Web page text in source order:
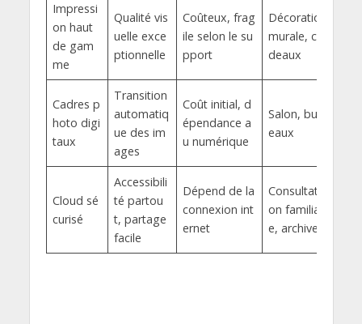
Impressi
on haut
de gam
me
Qualité vis
uelle exce
ptionnelle
Coûteux, frag
ile selon le su
pport
Décoration
murale, ca
deaux
Cadres p
hoto digi
taux
Transition
automatiq
ue des im
ages
Coût initial, d
épendance a
u numérique
Salon, bur
eaux
Cloud sé
curisé
Accessibili
té partou
t, partage
facile
Dépend de la
connexion int
ernet
Consultati
on familial
e, archives